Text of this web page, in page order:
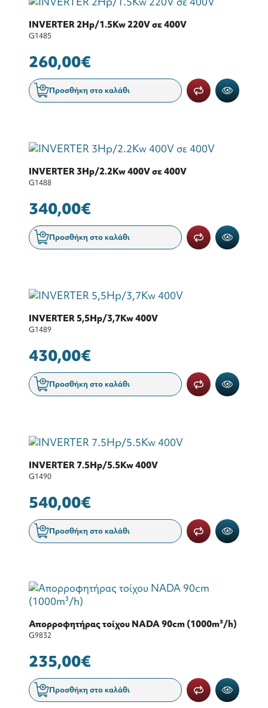
INVERTER 2Hp/1.5Kw 220V σε 400V
G1485
260,00€
Προσθήκη στο καλάθι
INVERTER 3Hp/2.2Kw 400V σε 400V
G1488
340,00€
Προσθήκη στο καλάθι
INVERTER 5,5Hp/3,7Kw 400V
G1489
430,00€
Προσθήκη στο καλάθι
INVERTER 7.5Hp/5.5Kw 400V
G1490
540,00€
Προσθήκη στο καλάθι
Απορροφητήρας τοίχου NADA 90cm (1000m³/h)
G9832
235,00€
Προσθήκη στο καλάθι